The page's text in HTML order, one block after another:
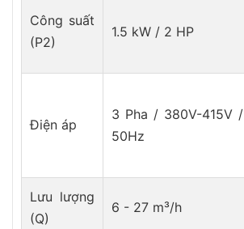
Công suất
(P2)
1.5 kW / 2 HP
Điện áp
3 Pha / 380V-415V /
50Hz
Lưu lượng
(Q)
6 - 27 m³/h